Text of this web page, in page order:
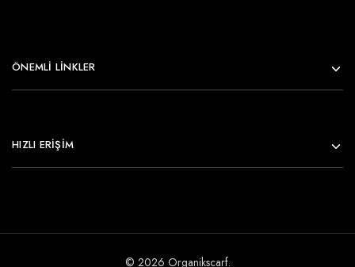
ÖNEMLI LINKLER
HIZLI ERİŞİM
© 2026 Organikscarf.